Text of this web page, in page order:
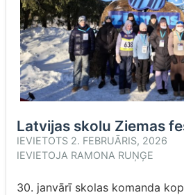
Latvijas skolu Ziemas
IEVIETOTS 2. FEBRUĀRIS, 2026
IEVIETOJA RAMONA RUŅĢE
30. janvārī skolas komanda